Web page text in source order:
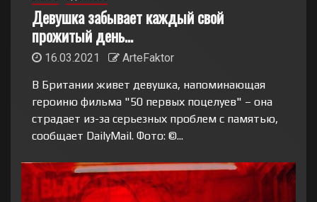
Девушка забывает каждый свой
прожитый день…
16.03.2021
ArteFaktor
В Британии живет девушка, напоминающая
героиню фильма "50 первых поцелуев" – она
страдает из-за серьезных проблем с памятью,
сообщает DailyMail. Фото: ©...